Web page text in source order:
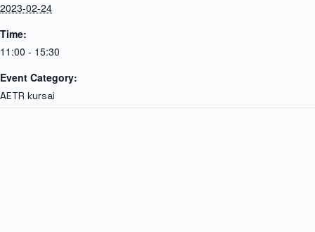
2023-02-24
Time:
11:00 - 15:30
Event Category:
AETR kursai